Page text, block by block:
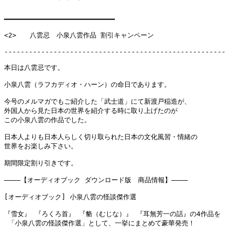
━━━━━━━━━━━━━━━━━━━━━━━━━━━
<2>　　八雲忌　小泉八雲作品 割引キャンペーン
------------------------------------------------------
本日は八雲忌です。
小泉八雲（ラフカディオ・ハーン）の命日であります。
今号のメルマガでもご紹介した「武士道」にて新渡戸稲造が、
外国人から見た日本の世界を紹介する時に取り上げたのが
この小泉八雲の作品でした。
日本人よりも日本人らしく切り取られた日本の文化風習・情緒の
世界をお楽しみ下さい。
期間限定割り引きです。
――――【オーディオブック ダウンロード版　商品情報】――――
[オーディオブック] 小泉八雲の怪談傑作選
『雪女』 『ろくろ首』 『貉（むじな）』 『耳無芳一の話』の4作品を
「小泉八雲の怪談傑作選」として、一挙にまとめて豪華発売！